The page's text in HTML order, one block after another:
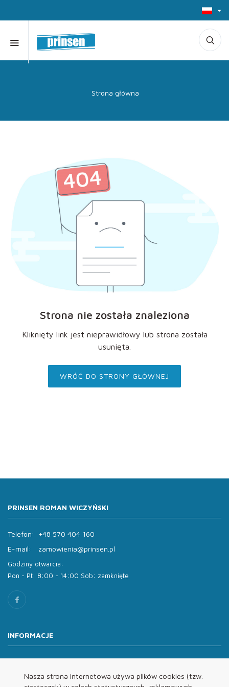
Nasza strona internetowa używa plików cookies (tzw.
Strona główna
Strona nie została znaleziona
Kliknięty link jest nieprawidłowy lub strona została
usunięta.
WRÓĆ DO STRONY GŁÓWNEJ
PRINSEN ROMAN WICZYŃSKI
Telefon:
+48 570 404 160
E-mail:
zamowienia@prinsen.pl
Godziny otwarcia:
Pon - Pt: 8:00 - 14:00 Sob: zamknięte
INFORMACJE
Oferta